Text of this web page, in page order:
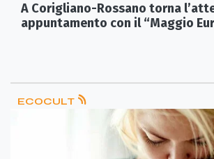
A Corigliano-Rossano torna
appuntamento con il “Maggio
ECOCULT